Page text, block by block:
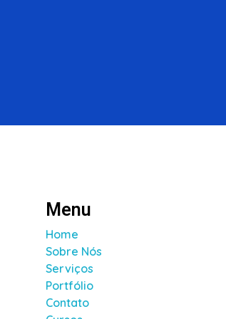
Menu
Home
Sobre Nós
Serviços
Portfólio
Contato